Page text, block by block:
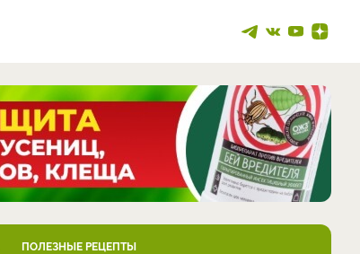
ПОЛЕЗНЫЕ РЕЦЕПТЫ